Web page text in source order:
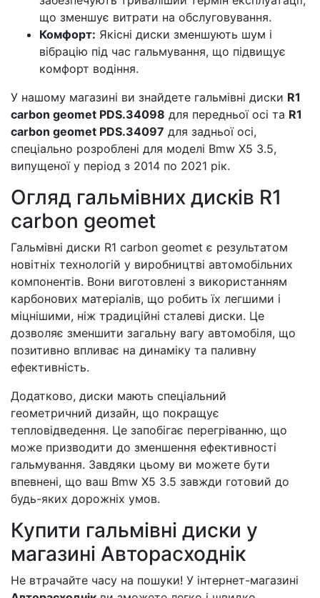
що зменшує витрати на обслуговування.
Комфорт: Якісні диски зменшують шум і
вібрацію під час гальмування, що підвищує
комфорт водіння.
У нашому магазині ви знайдете гальмівні диски R1
carbon geomet PDS.34098 для передньої осі та R1
carbon geomet PDS.34097 для задньої осі,
спеціально розроблені для моделі Bmw X5 3.5,
випущеної у період з 2014 по 2021 рік.
Огляд гальмівних дисків R1
carbon geomet
Гальмівні диски R1 carbon geomet є результатом
новітніх технологій у виробництві автомобільних
компонентів. Вони виготовлені з використанням
карбонових матеріалів, що робить їх легшими і
міцнішими, ніж традиційні сталеві диски. Це
дозволяє зменшити загальну вагу автомобіля, що
позитивно впливає на динаміку та паливну
ефективність.
Додатково, диски мають спеціальний
геометричний дизайн, що покращує
тепловідведення. Це запобігає перегріванню, що
може призводити до зменшення ефективності
гальмування. Завдяки цьому ви можете бути
впевнені, що ваш Bmw X5 3.5 завжди готовий до
будь-яких дорожніх умов.
Купити гальмівні диски у
магазині Авторасходнік
Не втрачайте часу на пошуки! У інтернет-магазині